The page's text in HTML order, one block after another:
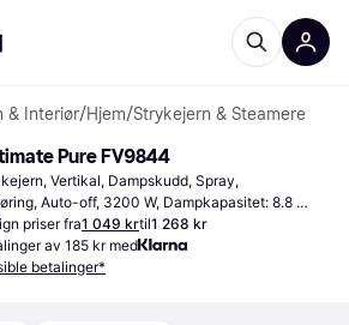
& Interiør/Hjem/Strykejern & Steamere
Pure FV9844
Vertikal, Dampskudd, Spray,
Auto-off, 3200 W, Dampkapasitet: 8.8
fl oz 5.9 " 6.4 "
priser fra1 049 krtil1 268 kr
av 185 kr med
betalinger*